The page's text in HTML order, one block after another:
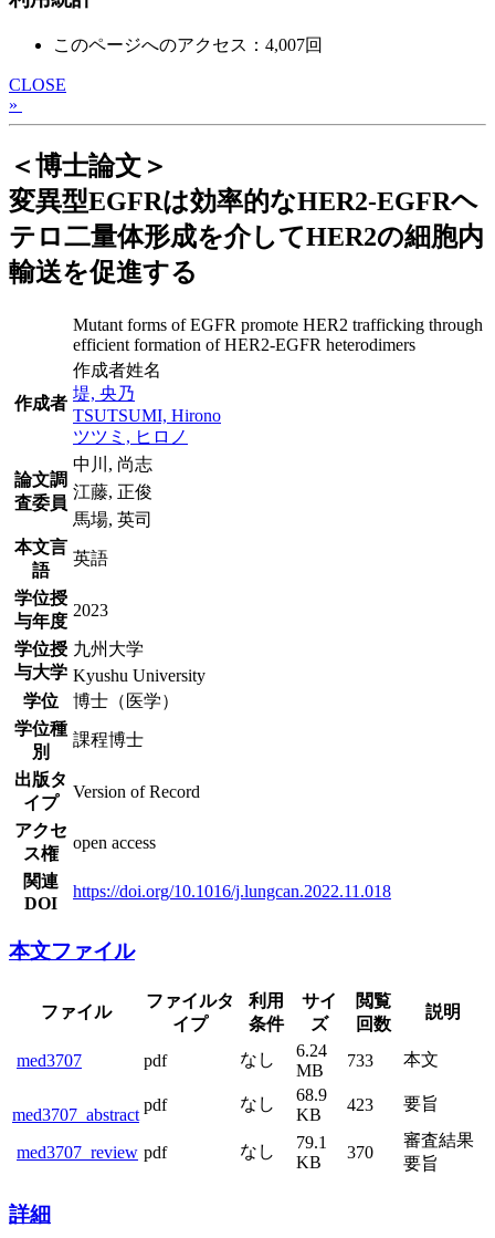
このページへのアクセス：4,007回
CLOSE
»
＜博士論文＞
変異型EGFRは効率的なHER2-EGFRヘ
テロ二量体形成を介してHER2の細胞内
輸送を促進する
Mutant forms of EGFR promote HER2 trafficking through
efficient formation of HER2-EGFR heterodimers
作成者
作成者姓名
堤, 央乃
TSUTSUMI, Hirono
ツツミ, ヒロノ
論文調
査委員
中川, 尚志
江藤, 正俊
馬場, 英司
本文言
語
英語
学位授
与年度
2023
学位授
与大学
九州大学
Kyushu University
学位
博士（医学）
学位種
別
課程博士
出版タ
イプ
Version of Record
アクセ
ス権
open access
関連
DOI
https://doi.org/10.1016/j.lungcan.2022.11.018
本文ファイル
ファイル
ファイルタ
イプ
利用
条件
サイ
ズ
閲覧
回数
説明
med3707 pdf なし
6.24
MB
733 本文
med3707_abstract
pdf なし
68.9
KB
423 要旨
med3707_review pdf なし
79.1
KB
370
審査結果
要旨
詳細